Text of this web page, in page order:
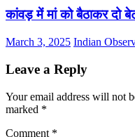
कांवड़ में मां को बैठाकर दो
March 3, 2025 Indian
Leave a Reply
Your email address will not
marked *
Comment *